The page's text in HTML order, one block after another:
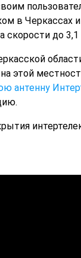
в Черкассах
скорости до
этой
антенну